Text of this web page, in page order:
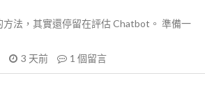
法，其實還停留在評估 Chatbot。 準備一
3 天前 1 個留言